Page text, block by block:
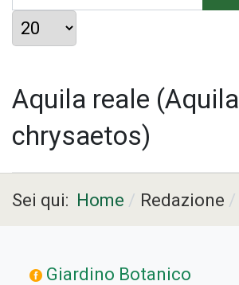
Visualizza #
Aquila reale (Aquila
chrysaetos)
Sei qui: Home Redazione
Giardino Botanico